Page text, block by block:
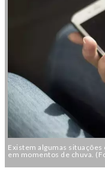
Existem algumas
em momentos de chuva.